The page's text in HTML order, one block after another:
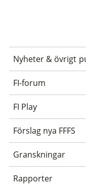
Nyheter & övrigt
FI-forum
FI Play
Förslag nya FFFS
Granskningar
Rapporter